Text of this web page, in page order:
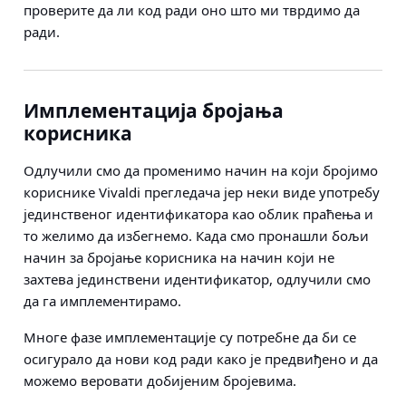
проверите да ли код ради оно што ми тврдимо да
ради.
Имплементација бројања
корисника
Одлучили смо да променимо начин на који бројимо
кориснике Vivaldi прегледача јер неки виде употребу
јединственог идентификатора као облик праћења и
то желимо да избегнемо. Када смо пронашли бољи
начин за бројање корисника на начин који не
захтева јединствени идентификатор, одлучили смо
да га имплементирамо.
Многе фазе имплементације су потребне да би се
осигурало да нови код ради како је предвиђено и да
можемо веровати добијеним бројевима.